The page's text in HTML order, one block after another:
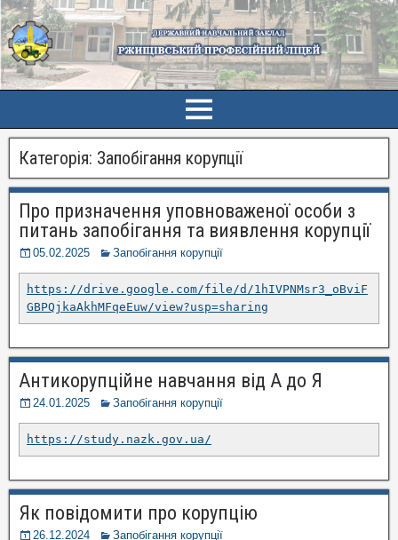
Категорія: Запобігання корупції
Про призначення уповноваженої особи з
питань запобігання та виявлення корупції
05.02.2025 Запобігання корупції
https://drive.google.com/file/d/1hIVPNMsr3_oBviF
GBPQjkaAkhMFqeEuw/view?usp=sharing
Антикорупційне навчання від А до Я
24.01.2025 Запобігання корупції
https://study.nazk.gov.ua/
Як повідомити про корупцію
26.12.2024 Запобігання корупції